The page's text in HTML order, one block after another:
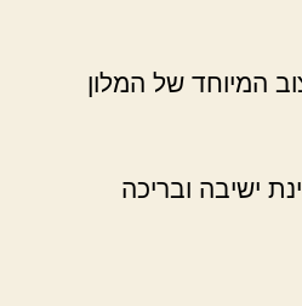
המיוחד של המלון
ישיבה ובריכה